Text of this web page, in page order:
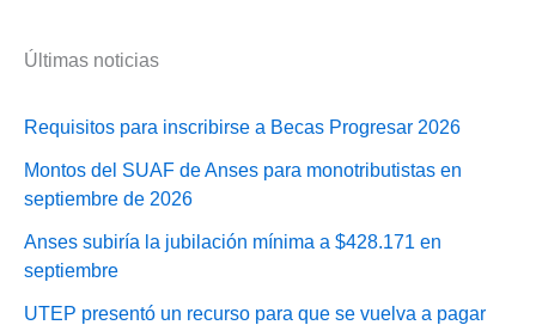
Últimas noticias
Requisitos para inscribirse a Becas Progresar 2026
Montos del SUAF de Anses para monotributistas en
septiembre de 2026
Anses subiría la jubilación mínima a $428.171 en
septiembre
UTEP presentó un recurso para que se vuelva a pagar